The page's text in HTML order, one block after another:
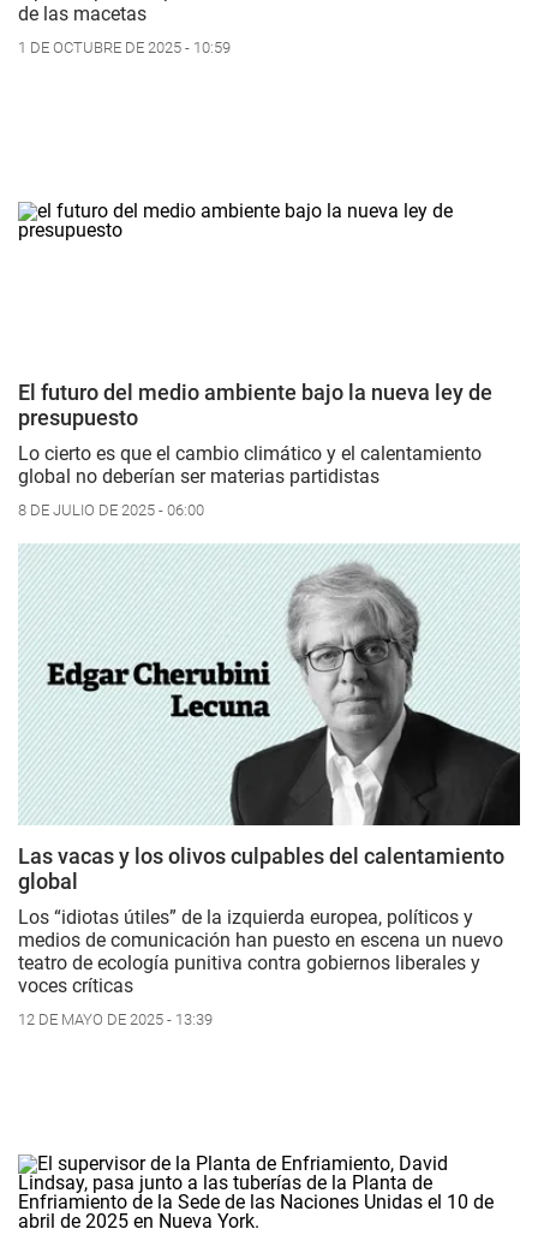
de las macetas
1 DE OCTUBRE DE 2025 - 10:59
El futuro del medio ambiente bajo la nueva ley de
presupuesto
Lo cierto es que el cambio climático y el calentamiento
global no deberían ser materias partidistas
8 DE JULIO DE 2025 - 06:00
Las vacas y los olivos culpables del calentamiento
global
Los “idiotas útiles” de la izquierda europea, políticos y
medios de comunicación han puesto en escena un nuevo
teatro de ecología punitiva contra gobiernos liberales y
voces críticas
12 DE MAYO DE 2025 - 13:39